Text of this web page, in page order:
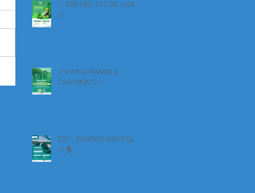
// SORTIES FTT DE JUIN
//
// HANDI-RANDO A
CHAUMONT//
🏄‍♀️// JOURNÉE NAUTIQUE
// 🏄